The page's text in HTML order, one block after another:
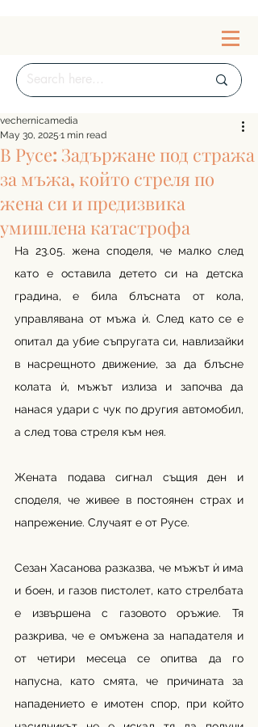
В Русе: Задържане под стража
за мъжа, който стреля по
жена си и предизвика
умишлена катастрофа
vechernicamedia
May 30, 2025 1 min read
На 23.05. жена споделя, че малко след
като е оставила детето си на детска
градина, е била блъсната от кола,
управлявана от мъжа ѝ. След като се е
опитал да убие съпругата си, навлизайки
в насрещното движение, за да блъсне
колата ѝ, мъжът излиза и започва да
нанася удари с чук по другия автомобил,
а след това стреля към нея.
Жената подава сигнал същия ден и
споделя, че живее в постоянен страх и
напрежение. Случаят е от Русе.
Сезан Хасанова разказва, че мъжът ѝ има
и боен, и газов пистолет, като стрелбата
е извършена с газовото оръжие. Тя
разкрива, че е омъжена за нападателя и
от четири месеца се опитва да го
напусна, като смята, че причината за
нападението е имотен спор, при който